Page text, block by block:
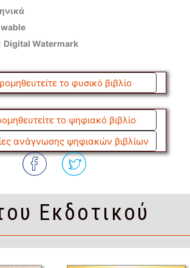
: Digital Watermark
το φυσικό βιβλίο
το ψηφιακό βιβλίο
ανάγνωσης ψηφιακών βιβλίων
Εκδοτικού